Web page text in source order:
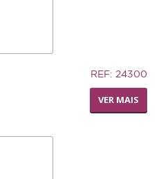
REF: 24300
VER MAIS